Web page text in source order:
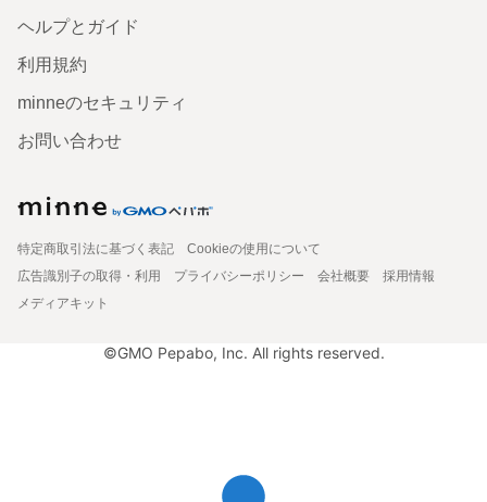
ヘルプとガイド
利用規約
minneのセキュリティ
お問い合わせ
特定商取引法に基づく表記
Cookieの使用について
広告識別子の取得・利用
プライバシーポリシー 会社概要
採用情報
メディアキット
©GMO Pepabo, Inc. All rights reserved.